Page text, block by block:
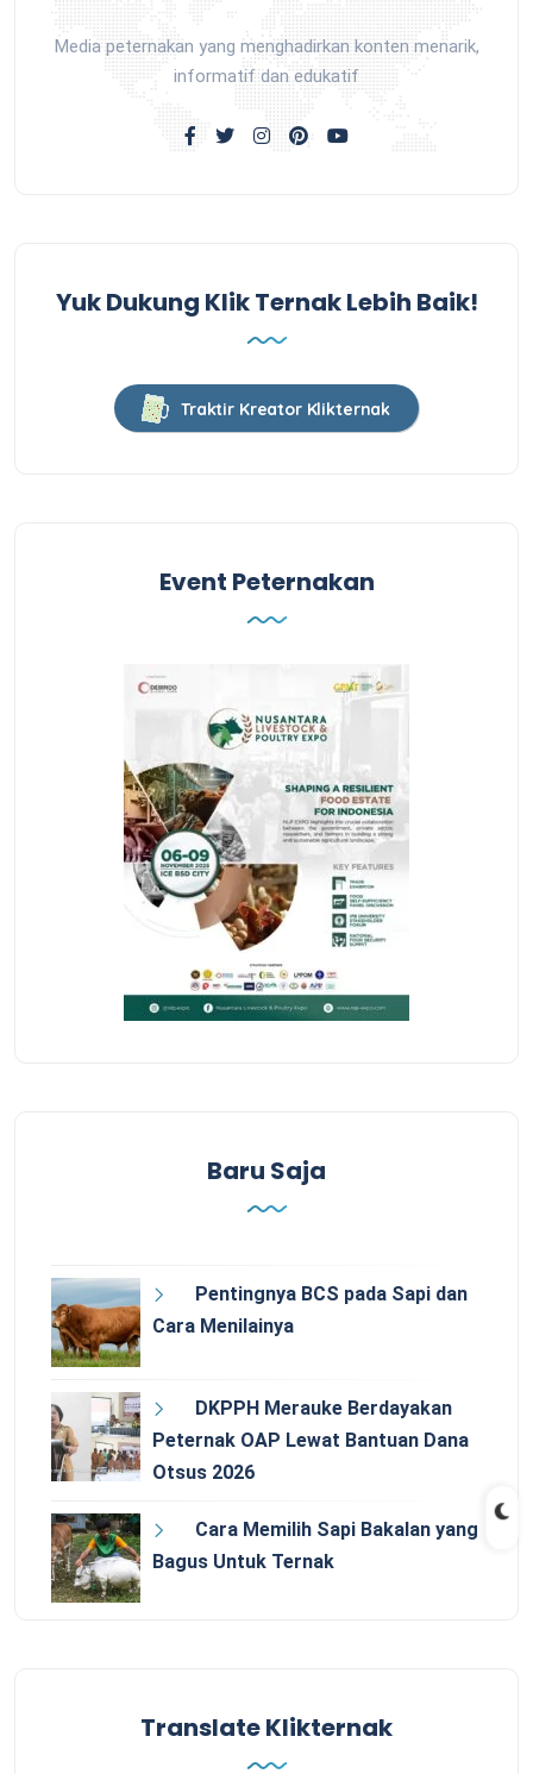
Media peternakan yang menghadirkan konten menarik,
informatif dan edukatif
Yuk Dukung Klik Ternak Lebih Baik!
Traktir Kreator Klikternak
Event Peternakan
Baru Saja
Pentingnya BCS pada Sapi dan
Cara Menilainya
DKPPH Merauke Berdayakan
Peternak OAP Lewat Bantuan Dana
Otsus 2026
Cara Memilih Sapi Bakalan yang
Bagus Untuk Ternak
Translate Klikternak